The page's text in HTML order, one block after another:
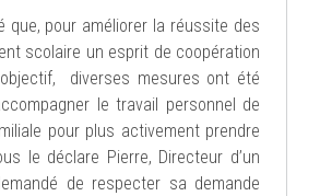
que, pour améliorer la réussite des
scolaire un esprit de coopération
diverses mesures ont été
le travail personnel de
pour plus activement prendre
le déclare Pierre, Directeur d’un
de respecter sa demande